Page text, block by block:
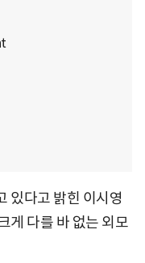
있다고 밝힌 이시영
게 다를 바 없는 외모